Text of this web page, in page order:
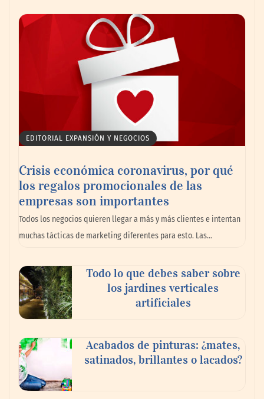
AMANAC celebra su 39 aniversario
impulsando la colaboración en el sector
La omnicanalidad redefine la forma de
planear viajes en México
EDITORIAL EXPANSIÓN Y NEGOCIOS
Crisis económica coronavirus, por qué
los regalos promocionales de las
empresas son importantes
Todos los negocios quieren llegar a más y más clientes e intentan
muchas tácticas de marketing diferentes para esto. Las…
Todo lo que debes saber sobre
los jardines verticales
artificiales
Acabados de pinturas: ¿mates,
satinados, brillantes o lacados?